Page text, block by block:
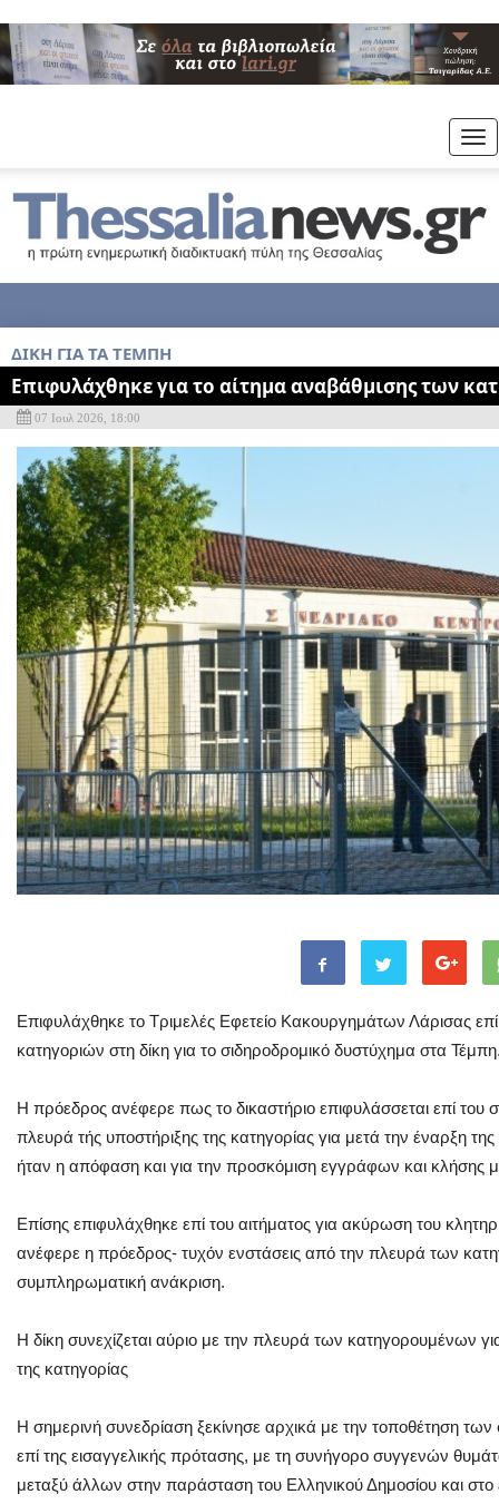
ΔΙΚΗ ΓΙΑ ΤΑ ΤΕΜΠΗ
Επιφυλάχθηκε για το αίτημα αναβάθμισης των
07 Ιουλ 2026, 18:00
Επιφυλάχθηκε το Τριμελές Εφετείο Κακουργημάτων Λάρισας
κατηγοριών στη δίκη για το σιδηροδρομικό δυστύχημα στα
Η πρόεδρος ανέφερε πως το δικαστήριο επιφυλάσσεται επί του
πλευρά τής υποστήριξης της κατηγορίας για μετά την έναρξη της
ήταν η απόφαση και για την προσκόμιση εγγράφων και κλήσης
Επίσης επιφυλάχθηκε επί του αιτήματος για ακύρωση του
ανέφερε η πρόεδρος- τυχόν ενστάσεις από την πλευρά των
συμπληρωματική ανάκριση.
Η δίκη συνεχίζεται αύριο με την πλευρά των κατηγορουμένων
της κατηγορίας
Η σημερινή συνεδρίαση ξεκίνησε αρχικά με την τοποθέτηση
επί της εισαγγελικής πρότασης, με τη συνήγορο συγγενών
μεταξύ άλλων στην παράσταση του Ελληνικού Δημοσίου και